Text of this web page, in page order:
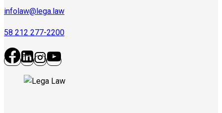
infolaw@lega.law
58 212 277-2200